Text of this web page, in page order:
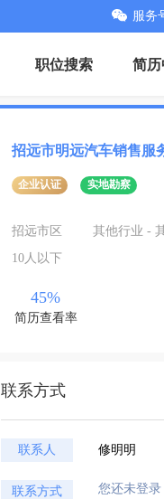
服务
职位搜索 简
招远市明远汽车销售服
企业认证 实地勘察
招远市区
其他行业 -
10人以下
45%
简历查看率
联系方式
联系人 修明明
联系方式 您还未登